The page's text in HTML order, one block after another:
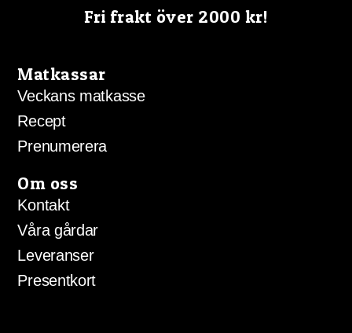
Fri frakt över 2000 kr!
Matkassar
Veckans matkasse
Recept
Prenumerera
Om oss
Kontakt
Våra gårdar
Leveranser
Presentkort